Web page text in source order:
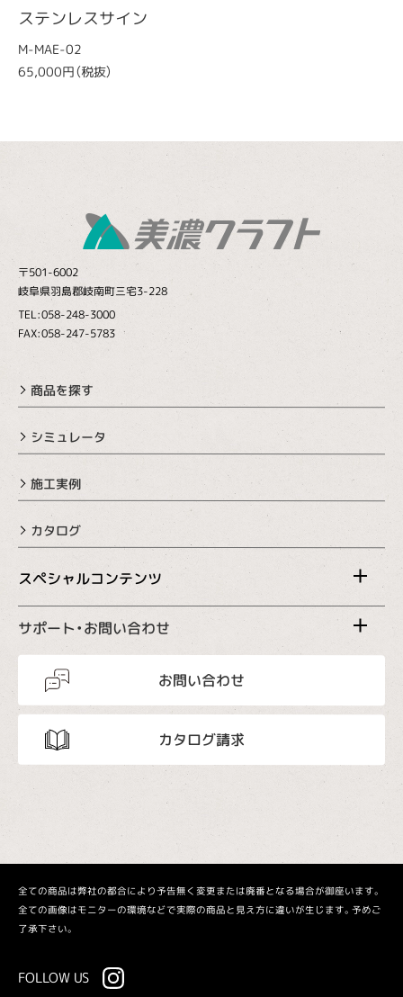
ステンレスサイン
M-MAE-02
65,000円（税抜）
〒501-6002
岐阜県羽島郡岐南町三宅3-228
TEL:058-248-3000
FAX:058-247-5783
商品を探す
シミュレータ
施工実例
カタログ
スペシャルコンテンツ
サポート・お問い合わせ
お問い合わせ
カタログ請求
全ての商品は弊社の都合により予告無く変更または廃番となる場合が御座います。
全ての画像はモニターの環境などで実際の商品と見え方に違いが生じます。予めご
了承下さい。
FOLLOW US